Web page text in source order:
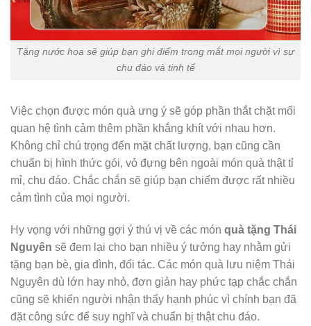
Tặng nước hoa sẽ giúp bạn ghi điểm trong mắt mọi người vì sự
chu đáo và tinh tế
Việc chọn được món quà ưng ý sẽ góp phần thắt chặt mối
quan hệ tình cảm thêm phần khắng khít với nhau hơn.
Không chỉ chú trọng đến mặt chất lượng, bạn cũng cần
chuẩn bị hình thức gói, vỏ đựng bên ngoài món quà thật tỉ
mỉ, chu đáo. Chắc chắn sẽ giúp bạn chiếm được rất nhiều
cảm tình của mọi người.
Hy vọng với những gợi ý thú vị về các món quà tặng Thái
Nguyên sẽ đem lại cho bạn nhiều ý tưởng hay nhằm gửi
tặng bạn bè, gia đình, đối tác. Các món quà lưu niệm Thái
Nguyên dù lớn hay nhỏ, đơn giản hay phức tạp chắc chắn
cũng sẽ khiến người nhận thấy hạnh phúc vì chính bạn đã
đặt công sức để suy nghĩ và chuẩn bị thật chu đáo.